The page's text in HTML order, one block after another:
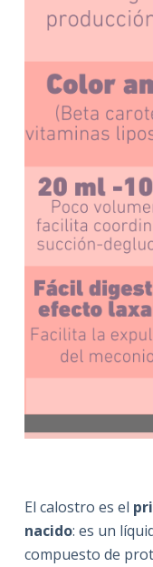
El calostro es el
nacido: es un
compuesto de